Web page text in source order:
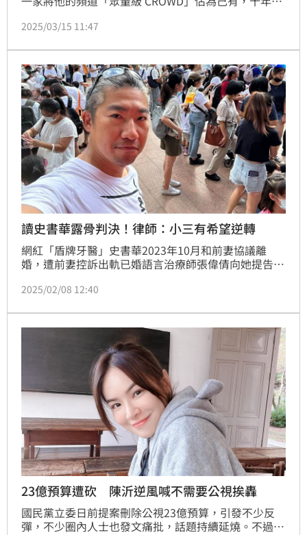
在15日深夜也拍片反擊，曝期間「只拿695萬」。對
責任」。
2025/03/15 11:47
讀史書華露骨判決！律師：小三有希望逆轉
網紅「盾牌牙醫」史書華2023年10月和前妻協議離
婚，遭前妻控訴出軌已婚語言治療師張偉倩向她提告求
萬元，整起事件才曝光。不過網紅「黑心律師」楊律師
2025/02/08 12:40
23億預算遭砍 陳沂逆風喊不需要公視挨轟
國民黨立委日前提案刪除公視23億預算，引發不少反
彈，不少圈內人士也發文痛批，話題持續延燒。不過經